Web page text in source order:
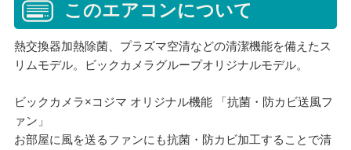
このエアコンについて
熱交換器加熱除菌、プラズマ空清などの清潔機能を備えたス
リムモデル。ビックカメラグループオリジナルモデル。
ビックカメラ×コジマ オリジナル機能 「抗菌・防カビ送風フ
ァン」
お部屋に風を送るファンにも抗菌・防カビ加工することで清